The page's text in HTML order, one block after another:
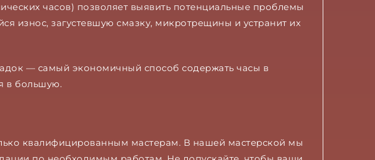
часов) позволяет выявить потенциальные проблемы
износ, загустевшую смазку, микротрещины и устранит их
— самый экономичный способ содержать часы в
в большую.
квалифицированным мастерам. В нашей мастерской мы